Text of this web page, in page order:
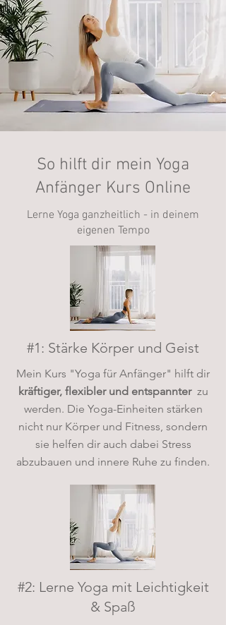
So hilft dir mein Yoga
Anfänger Kurs Online
Lerne Yoga ganzheitlich - in deinem
eigenen Tempo
#1: Stärke Körper und Geist
Mein Kurs "Yoga für Anfänger" hilft dir
kräftiger, flexibler und entspannterzu
werden. Die Yoga-Einheiten stärken
nicht nur Körper und Fitness, sondern
sie helfen dir auch dabei Stress
abzubauen und innere Ruhe zu finden.
#2: Lerne Yoga mit Leichtigkeit
& Spaß